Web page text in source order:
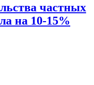
частных
на 10-15%